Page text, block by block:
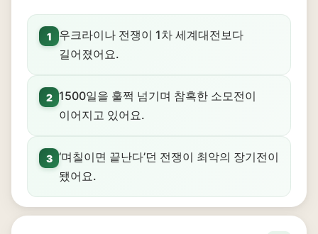
1
우크라이나 전쟁이 1차 세계대전보다
길어졌어요.
2 1500일을 훌쩍 넘기며 참혹한 소모전이
이어지고 있어요.
3 ‘며칠이면 끝난다’던 전쟁이 최악의 장기전이
됐어요.